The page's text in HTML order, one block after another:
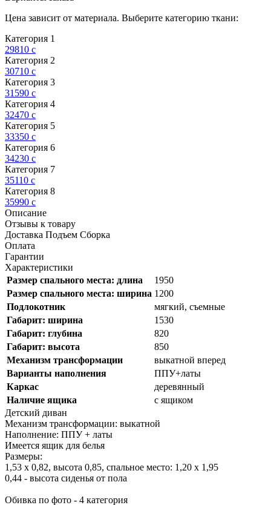
Цена зависит от материала. Выберите категорию ткани:
Категория 1
29810 c
Категория 2
30710 c
Категория 3
31590 c
Категория 4
32470 c
Категория 5
33350 c
Категория 6
34230 c
Категория 7
35110 c
Категория 8
35990 c
Описание
Отзывы к товару
Доставка Подъем Сборка
Оплата
Гарантии
Характеристики
Размер спального места: длина
1950
Размер спального места: ширина 1200
Подлокотник
мягкий, съемные
Габарит: ширина
1530
Габарит: глубина
820
Габарит: высота
850
Механизм трансформации
выкатной вперед
Варианты наполнения
ППУ+латы
Каркас
деревянный
Наличие ящика
с ящиком
Детский диван
Механизм трансформации: выкатной
Наполнение: ППУ + латы
Имеется ящик для белья
Размеры:
1,53 х 0,82, высота 0,85, спальное место: 1,20 х 1,95
0,44 - высота сиденья от пола
Обивка по фото - 4 категория